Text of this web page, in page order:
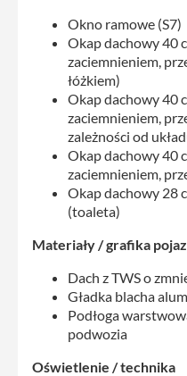
Okno ramowe (S7)
Okap dachowy 40
zaciemnieniem,
łóżkiem)
Okap dachowy 40
zaciemnieniem,
zależności od
Okap dachowy 40
zaciemnieniem,
Okap dachowy 28
(toaleta)
Materiały / grafika
Dach z TWS o
Gładka blacha
Podłoga
podwozia
Oświetlenie / technika